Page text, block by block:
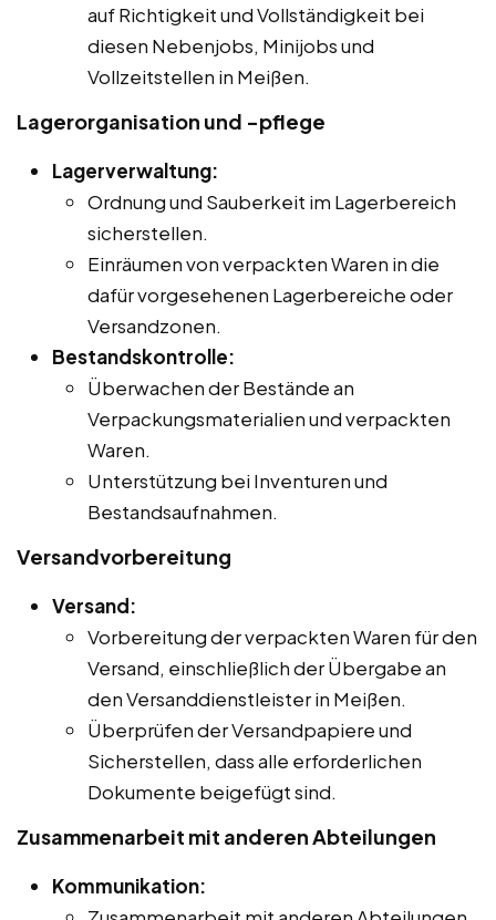
auf Richtigkeit und Vollständigkeit bei
diesen Nebenjobs, Minijobs und
Vollzeitstellen in Meißen.
Lagerorganisation und -pflege
Lagerverwaltung:
Ordnung und Sauberkeit im Lagerbereich
sicherstellen.
Einräumen von verpackten Waren in die
dafür vorgesehenen Lagerbereiche oder
Versandzonen.
Bestandskontrolle:
Überwachen der Bestände an
Verpackungsmaterialien und verpackten
Waren.
Unterstützung bei Inventuren und
Bestandsaufnahmen.
Versandvorbereitung
Versand:
Vorbereitung der verpackten Waren für den
Versand, einschließlich der Übergabe an
den Versanddienstleister in Meißen.
Überprüfen der Versandpapiere und
Sicherstellen, dass alle erforderlichen
Dokumente beigefügt sind.
Zusammenarbeit mit anderen Abteilungen
Kommunikation: